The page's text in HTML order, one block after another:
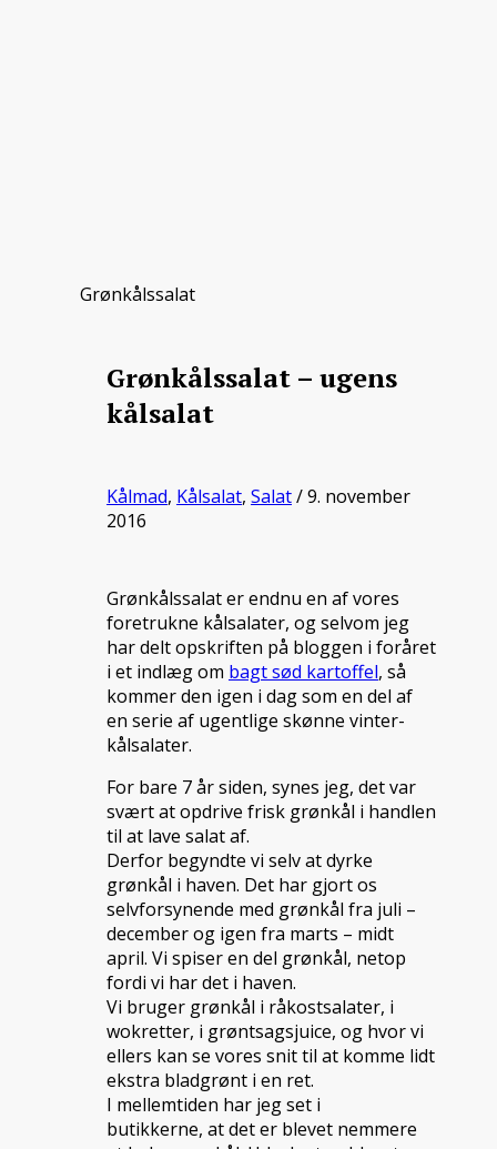
Grønkålssalat
Grønkålssalat – ugens
kålsalat
Kålmad, Kålsalat, Salat/ 9. november
2016
Grønkålssalat er endnu en af vores
foretrukne kålsalater, og selvom jeg
har delt opskriften på bloggen i foråret
i et indlæg om bagt sød kartoffel, så
kommer den igen i dag som en del af
en serie af ugentlige skønne vinter-
kålsalater.
For bare 7 år siden, synes jeg, det var
svært at opdrive frisk grønkål i handlen
til at lave salat af.
Derfor begyndte vi selv at dyrke
grønkål i haven. Det har gjort os
selvforsynende med grønkål fra juli –
december og igen fra marts – midt
april. Vi spiser en del grønkål, netop
fordi vi har det i haven.
Vi bruger grønkål i råkostsalater, i
wokretter, i grøntsagsjuice, og hvor vi
ellers kan se vores snit til at komme lidt
ekstra bladgrønt i en ret.
I mellemtiden har jeg set i
butikkerne, at det er blevet nemmere